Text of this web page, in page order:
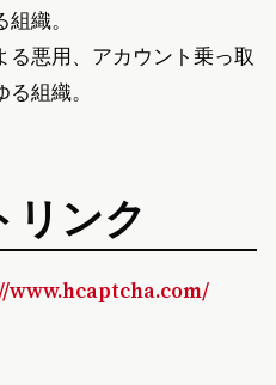
織。
る悪用、アカウント乗っ取
組織。
リンク
www.hcaptcha.com/